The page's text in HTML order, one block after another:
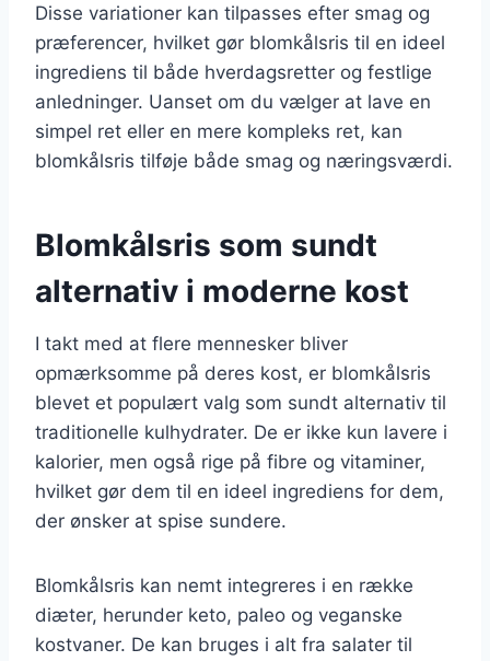
Disse variationer kan tilpasses efter smag og
præferencer, hvilket gør blomkålsris til en ideel
ingrediens til både hverdagsretter og festlige
anledninger. Uanset om du vælger at lave en
simpel ret eller en mere kompleks ret, kan
blomkålsris tilføje både smag og næringsværdi.
Blomkålsris som sundt
alternativ i moderne kost
I takt med at flere mennesker bliver
opmærksomme på deres kost, er blomkålsris
blevet et populært valg som sundt alternativ til
traditionelle kulhydrater. De er ikke kun lavere i
kalorier, men også rige på fibre og vitaminer,
hvilket gør dem til en ideel ingrediens for dem,
der ønsker at spise sundere.
Blomkålsris kan nemt integreres i en række
diæter, herunder keto, paleo og veganske
kostvaner. De kan bruges i alt fra salater til